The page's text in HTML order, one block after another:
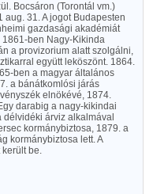
Bocsáron (Torontál vm.)
31. A jogot Budapesten
gazdasági akadémiát
1861-ben Nagy-Kikinda
a provizorium alatt szolgálni,
együtt leköszönt. 1864.
ben a magyar általános
a bánátkomlósi járás
elnökévé, 1874.
darabig a nagy-kikindai
árviz alkalmával
kormánybiztosa, 1879. a
kormánybiztosa lett. A
be.